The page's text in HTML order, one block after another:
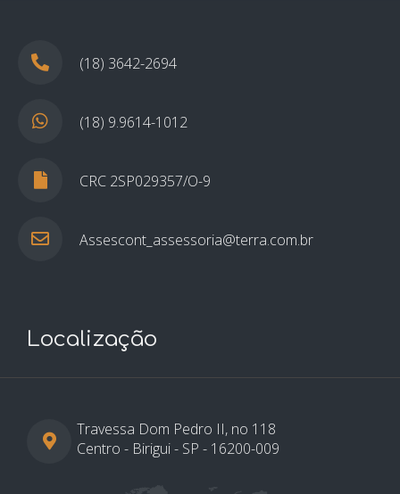
(18) 3642-2694
(18) 9.9614-1012
CRC 2SP029357/O-9
Assescont_assessoria@terra.com.br
Localização
Travessa Dom Pedro II, no 118
Centro - Birigui - SP - 16200-009